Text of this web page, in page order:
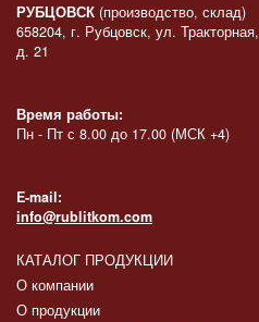
РУБЦОВСК (производство, склад)
658204, г. Рубцовск, ул. Тракторная,
д. 21
Время работы:
Пн - Пт с 8.00 до 17.00 (МСК +4)
E-mail:
info@rublitkom.com
КАТАЛОГ ПРОДУКЦИИ
О компании
О продукции